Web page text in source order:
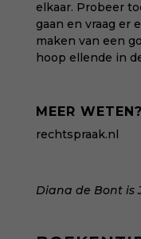
elkaar. Probeer
gaan en vraag er
maken van een
hoop ellende in
MEER WETEN?
rechtspraak.nl
Diana de Bont is